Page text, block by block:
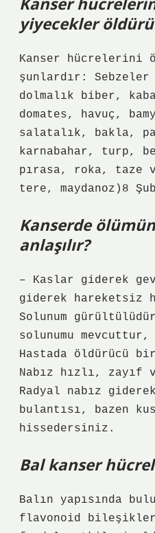
yiyecekler
Kanser hücrelerini
şunlardır: Sebzeler
dolmalık biber,
domates, havuç,
salatalık, bakla,
karnabahar, turp,
pırasa, roka, taze
tere, maydanoz)8
Kanserde
anlaşılır?
– Kaslar giderek
giderek hareketsiz
Solunum
solunumu
Hastada öldürücü
Nabız hızlı, zayıf
Radyal nabız
bulantısı, bazen
hissedersiniz.
Bal kanser
Balın yapısında
flavonoid